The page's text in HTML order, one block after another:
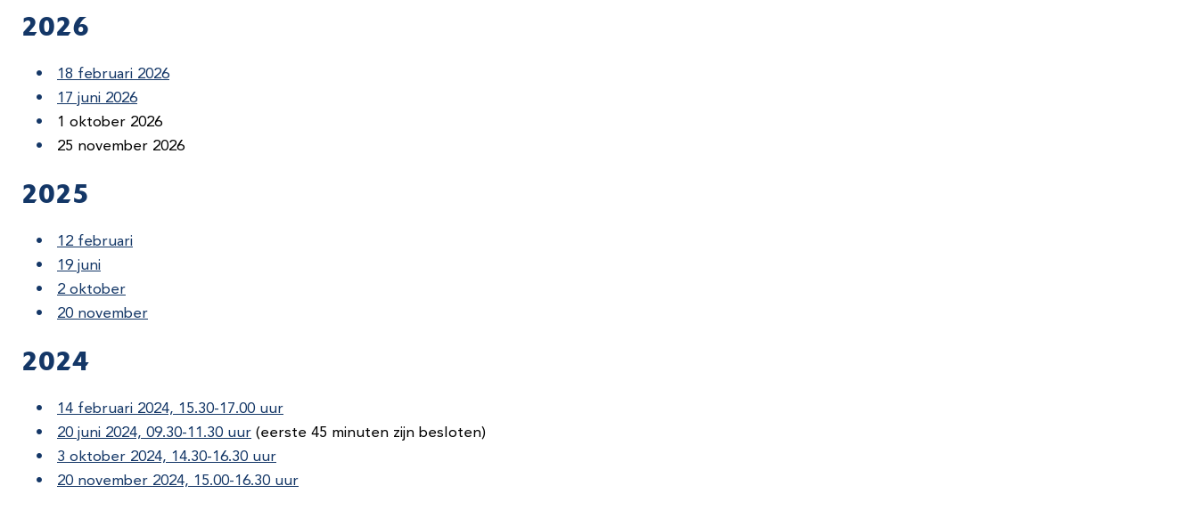
2026
18 februari 2026
17 juni 2026
1 oktober 2026
25 november 2026
2025
12 februari
19 juni
2 oktober
20 november
2024
14 februari 2024, 15.30-17.00 uur
20 juni 2024, 09.30-11.30 uur (eerste 45 minuten zijn besloten)
3 oktober 2024, 14.30-16.30 uur
20 november 2024, 15.00-16.30 uur